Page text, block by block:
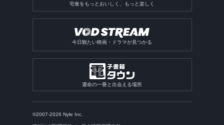
宅食をもっとおいしく、もっと楽しく
今日観たい映画・ドラマが見つかる
運命の一冊と出会える場所
©2007-2026 Nyle Inc.